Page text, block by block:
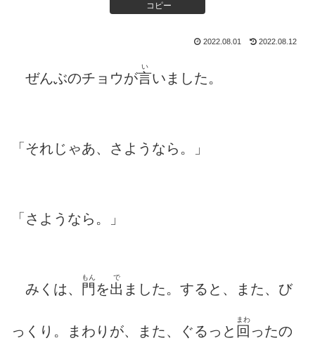
コピー
2022.08.01 2022.08.12
ぜんぶのチョウが言
い
いました。
「それじゃあ、さようなら。」
「さようなら。」
みくは、 門
もん
を出
で
ました。すると、また、び
っくり。まわりが、また、ぐるっと 回
まわ
ったの